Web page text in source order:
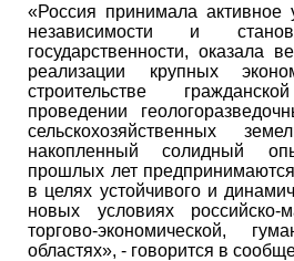
«Россия принимала активное
независимости и
государственности, оказала
реализации крупных
строительстве
проведении
сельскохозяйственных
накопленный солидный
прошлых лет
в целях устойчивого и
новых условиях российско-
торгово-экономической,
областях», - говорится в